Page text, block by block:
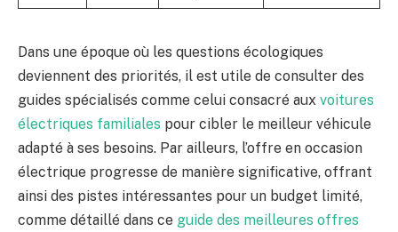
Dans une époque où les questions écologiques
deviennent des priorités, il est utile de consulter des
guides spécialisés comme celui consacré aux voitures
électriques familiales pour cibler le meilleur véhicule
adapté à ses besoins. Par ailleurs, l’offre en occasion
électrique progresse de manière significative, offrant
ainsi des pistes intéressantes pour un budget limité,
comme détaillé dans ce guide des meilleures offres